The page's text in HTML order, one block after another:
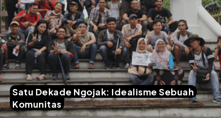
Satu Dekade Ngojak: Idealisme Sebuah
Komunitas